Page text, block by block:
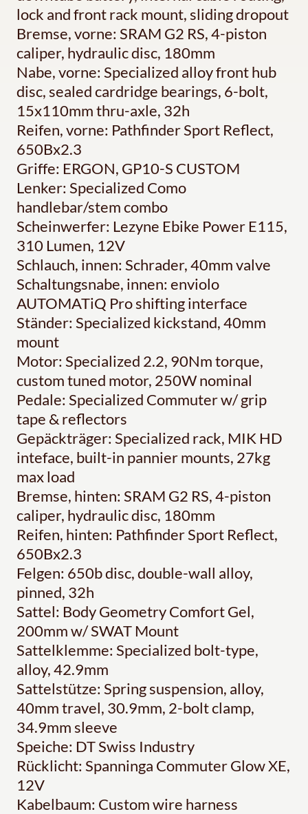
lock and front rack mount, sliding dropout
Bremse, vorne: SRAM G2 RS, 4-piston
caliper, hydraulic disc, 180mm
Nabe, vorne: Specialized alloy front hub
disc, sealed cardridge bearings, 6-bolt,
15x110mm thru-axle, 32h
Reifen, vorne: Pathfinder Sport Reflect,
650Bx2.3
Griffe: ERGON, GP10-S CUSTOM
Lenker: Specialized Como
handlebar/stem combo
Scheinwerfer: Lezyne Ebike Power E115,
310 Lumen, 12V
Schlauch, innen: Schrader, 40mm valve
Schaltungsnabe, innen: enviolo
AUTOMATiQ Pro shifting interface
Ständer: Specialized kickstand, 40mm
mount
Motor: Specialized 2.2, 90Nm torque,
custom tuned motor, 250W nominal
Pedale: Specialized Commuter w/ grip
tape & reflectors
Gepäckträger: Specialized rack, MIK HD
inteface, built-in pannier mounts, 27kg
max load
Bremse, hinten: SRAM G2 RS, 4-piston
caliper, hydraulic disc, 180mm
Reifen, hinten: Pathfinder Sport Reflect,
650Bx2.3
Felgen: 650b disc, double-wall alloy,
pinned, 32h
Sattel: Body Geometry Comfort Gel,
200mm w/ SWAT Mount
Sattelklemme: Specialized bolt-type,
alloy, 42.9mm
Sattelstütze: Spring suspension, alloy,
40mm travel, 30.9mm, 2-bolt clamp,
34.9mm sleeve
Speiche: DT Swiss Industry
Rücklicht: Spanninga Commuter Glow XE,
12V
Kabelbaum: Custom wire harness